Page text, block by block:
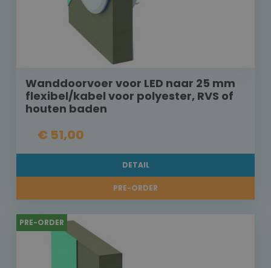
Wanddoorvoer voor LED naar 25 mm
flexibel/kabel voor polyester, RVS of
houten baden
€ 51,00
DETAIL
PRE-ORDER
PRE-ORDER